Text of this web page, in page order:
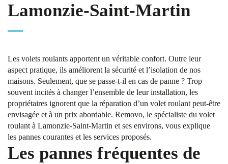
Lamonzie-Saint-Martin
Les volets roulants apportent un véritable confort. Outre leur
aspect pratique, ils améliorent la sécurité et l’isolation de nos
maisons. Seulement, que se passe-t-il en cas de panne ? Trop
souvent incités à changer l’ensemble de leur installation, les
propriétaires ignorent que la réparation d’un volet roulant peut-être
envisagée et à un prix abordable. Removo, le spécialiste du volet
roulant à Lamonzie-Saint-Martin et ses environs, vous explique
les pannes courantes et les services proposés.
Les pannes fréquentes de